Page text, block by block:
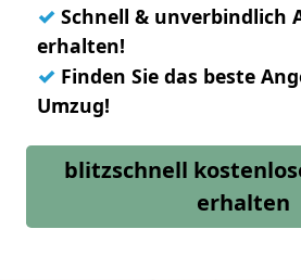
✓ Schnell & unverbindlich
erhalten!
✓ Finden Sie das beste
Umzug!
blitzschnell
erhalten